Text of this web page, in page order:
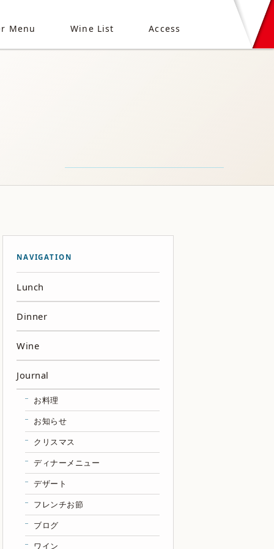
Menu Wine List Access
NAVIGATION
Lunch
Dinner
Wine
Journal
お料理
お知らせ
クリスマス
ディナーメニュー
デザート
フレンチお節
ブログ
ワイン